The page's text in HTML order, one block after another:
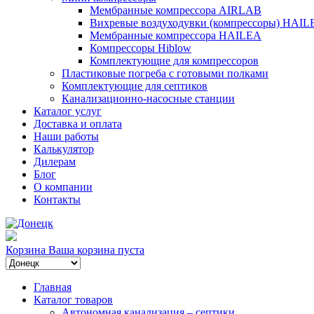
Мембранные компрессора AIRLAB
Вихревые воздуходувки (компрессоры)
Мембранные компрессора HAILEA
Компрессоры Hiblow
Комплектующие для компрессоров
Пластиковые погреба с готовыми полками
Комплектующие для септиков
Канализационно-насосные станции
Каталог услуг
Доставка и оплата
Наши работы
Калькулятор
Дилерам
Блог
О компании
Контакты
Корзина Ваша корзина пуста
Главная
Каталог товаров